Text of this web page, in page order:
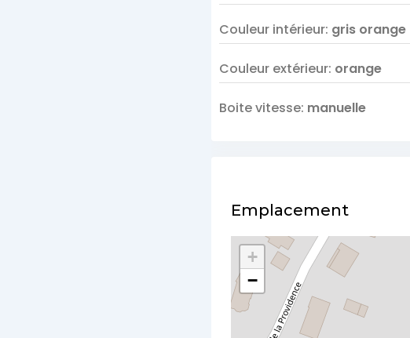
Couleur intérieur: gris orange
Couleur extérieur: orange
Boite vitesse: manuelle
Emplacement
+
−